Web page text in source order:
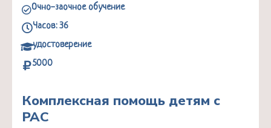
Очно-заочное обучение
Часов: 36
удостоверение
5000
Комплексная помощь детям с
РАС